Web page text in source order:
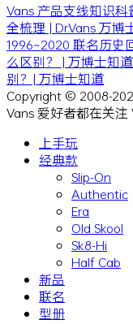
Vans 产品支线知识
全梳理 | Dr.Vans 万博
1996~2020 联名历史
么区别？ | 万博士知道
别？| 万博士知道
Copyright © 2008-
Vans 爱好者都在关注
上手玩
经典款
Slip-On
Authentic
Era
Old Skool
Sk8-Hi
Half Cab
新品
联名
型册